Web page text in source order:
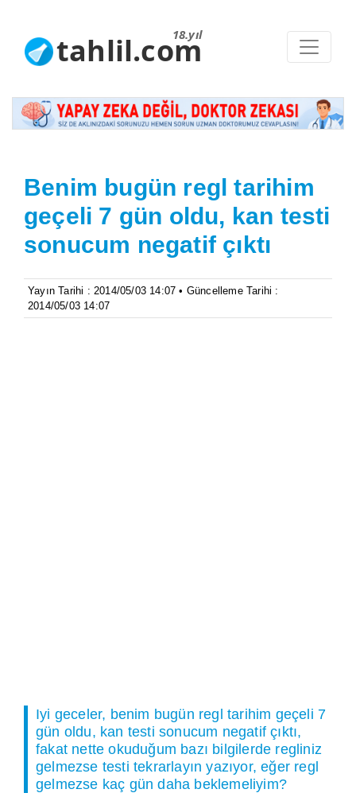
18.yıl
tahlil.com
Benim bugün regl tarihim
geçeli 7 gün oldu, kan testi
sonucum negatif çıktı
Yayın Tarihi : 2014/05/03 14:07 • Güncelleme Tarihi :
2014/05/03 14:07
Iyi geceler, benim bugün regl tarihim geçeli 7
gün oldu, kan testi sonucum negatif çıktı,
fakat nette okuduğum bazı bilgilerde regliniz
gelmezse testi tekrarlayın yazıyor, eğer regl
gelmezse kaç gün daha beklemeliyim?